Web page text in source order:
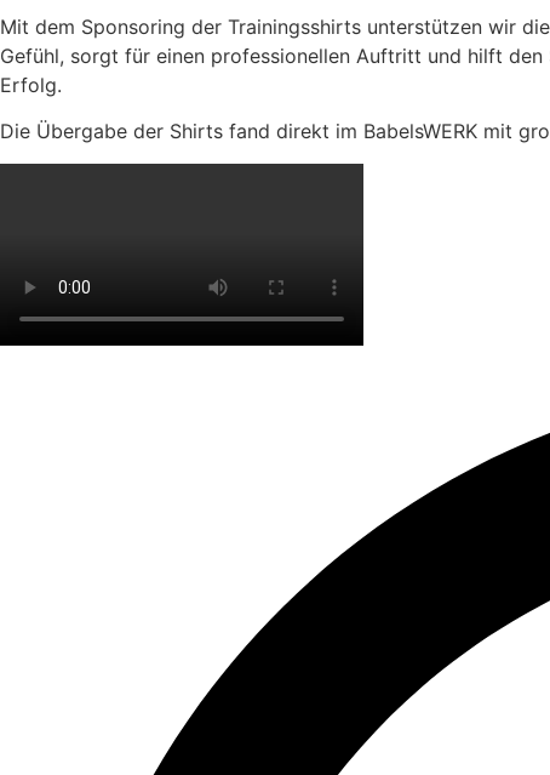
Mit dem Sponsoring der Trainingsshirts unterstützen wir
Gefühl, sorgt für einen professionellen Auftritt und hilft
Erfolg.
Die Übergabe der Shirts fand direkt im BabelsWERK mit